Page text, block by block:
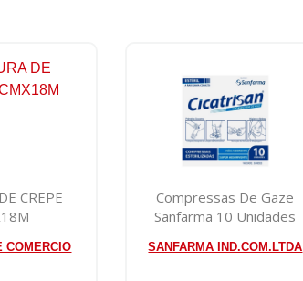
CREPE
COMERCIO
Compressas De Gaze
Sanfarma 10 Unidades
SANFARMA IND.COM.LTDA